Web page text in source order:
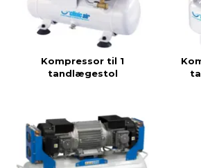
Kompressor til 1
tandlægestol